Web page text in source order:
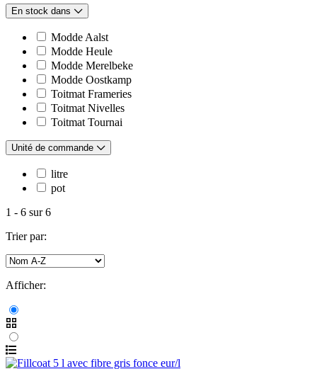
En stock dans
Modde Aalst
Modde Heule
Modde Merelbeke
Modde Oostkamp
Toitmat Frameries
Toitmat Nivelles
Toitmat Tournai
Unité de commande
litre
pot
1 - 6 sur6
Trier par:
Afficher: